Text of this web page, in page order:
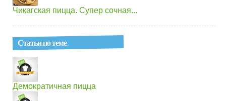
Чикагская пицца. Супер сочная...
Статьи по теме
Демократичная пицца